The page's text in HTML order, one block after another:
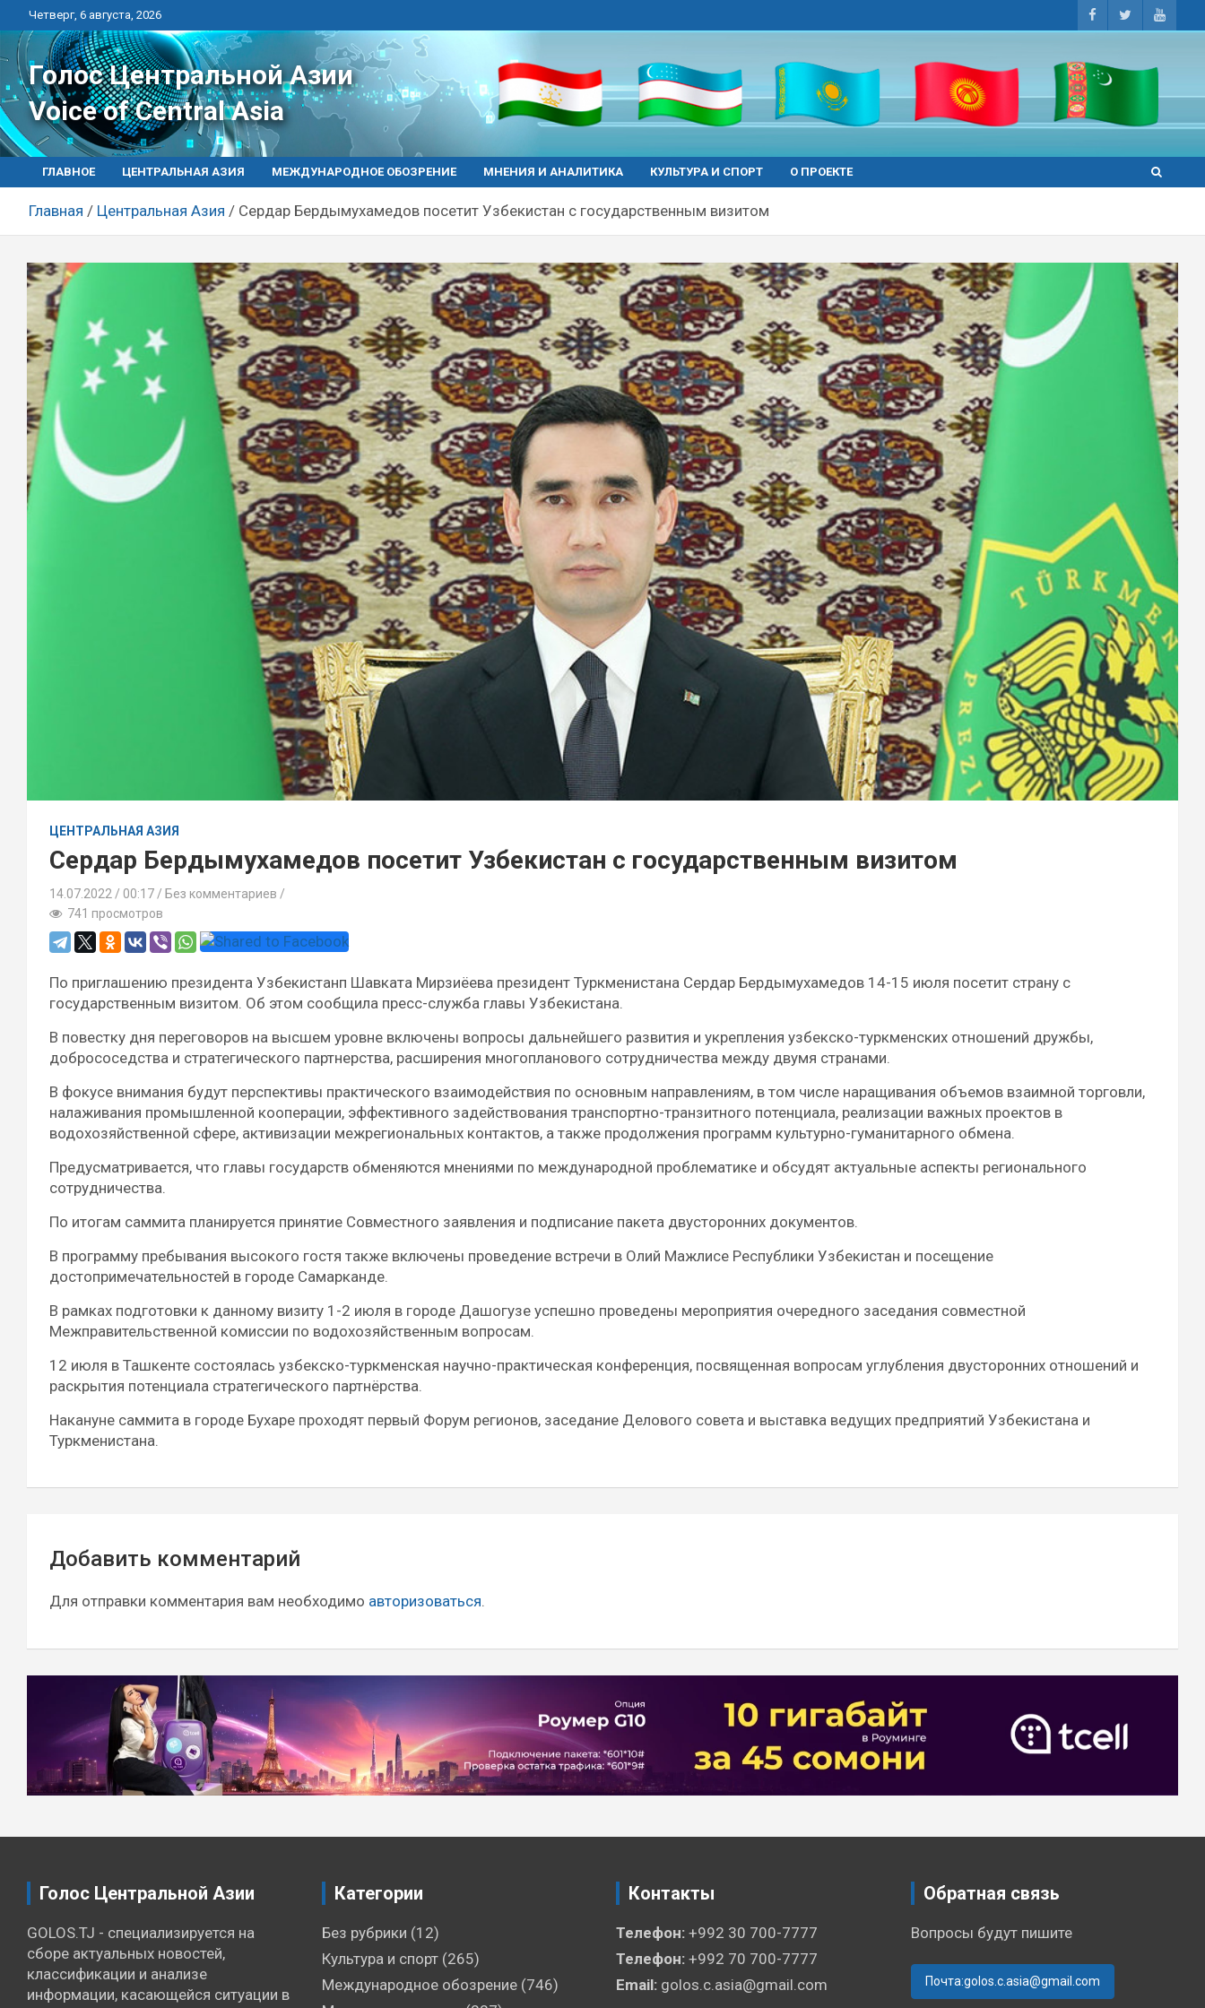
Перейти
к
контенту
Четверг, 6 августа, 2026
Голос Центральной Азии
Voice of Central Asia
ГЛАВНОЕ ЦЕНТРАЛЬНАЯ АЗИЯ МЕЖДУНАРОДНОЕ ОБОЗРЕНИЕ МНЕНИЯ И АНАЛИТИКА КУЛЬТУРА И СПОРТ О ПРОЕКТЕ
Главная Центральная Азия Сердар Бердымухамедов посетит Узбекистан с государственным визитом
ЦЕНТРАЛЬНАЯ АЗИЯ
Сердар Бердымухамедов посетит Узбекистан с государственным визитом
14.07.2022 00:17 / Без комментариев
741 просмотров
По приглашению президента Узбекистанп Шавката Мирзиёева президент Туркменистана Сердар Бердымухамедов 14-15 июля посетит страну с
государственным визитом. Об этом сообщила пресс-служба главы Узбекистана.
В повестку дня переговоров на высшем уровне включены вопросы дальнейшего развития и укрепления узбекско-туркменских отношений дружбы,
добрососедства и стратегического партнерства, расширения многопланового сотрудничества между двумя странами.
В фокусе внимания будут перспективы практического взаимодействия по основным направлениям, в том числе наращивания объемов взаимной торговли,
налаживания промышленной кооперации, эффективного задействования транспортно-транзитного потенциала, реализации важных проектов в
водохозяйственной сфере, активизации межрегиональных контактов, а также продолжения программ культурно-гуманитарного обмена.
Предусматривается, что главы государств обменяются мнениями по международной проблематике и обсудят актуальные аспекты регионального
сотрудничества.
По итогам саммита планируется принятие Совместного заявления и подписание пакета двусторонних документов.
В программу пребывания высокого гостя также включены проведение встречи в Олий Мажлисе Республики Узбекистан и посещение
достопримечательностей в городе Самарканде.
В рамках подготовки к данному визиту 1-2 июля в городе Дашогузе успешно проведены мероприятия очередного заседания совместной
Межправительственной комиссии по водохозяйственным вопросам.
12 июля в Ташкенте состоялась узбекско-туркменская научно-практическая конференция, посвященная вопросам углубления двусторонних отношений и
раскрытия потенциала стратегического партнёрства.
Накануне саммита в городе Бухаре проходят первый Форум регионов, заседание Делового совета и выставка ведущих предприятий Узбекистана и
Туркменистана.
по
записям
Добавить комментарий
Для отправки комментария вам необходимо авторизоваться.
Голос Центральной Азии
GOLOS.TJ - специализируется на
сборе актуальных новостей,
классификации и анализе
информации, касающейся ситуации в
Категории
Без рубрики (12)
Культура и спорт(265)
Международное обозрение(746)
Контакты
Телефон: +992 30 700-7777
Телефон: +992 70 700-7777
Email: golos.c.asia@gmail.com
Обратная связь
Вопросы будут пишите
Почта:golos.c.asia@gmail.com